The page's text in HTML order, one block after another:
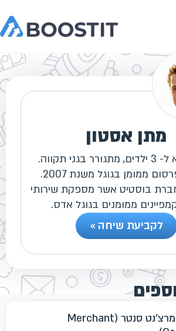
מתן אסטון
נשוי ואבא ל- 3 ילדים, מתגורר בגני תקווה.
עוסק בפרסום ממומן בגוגל משנת 2007.
בוסטיט אשר מספקת שירותי
ממומנים בגוגל אדס.
לקביעת שיחה »
גוגל מרצ'נט סנטר (Merchant